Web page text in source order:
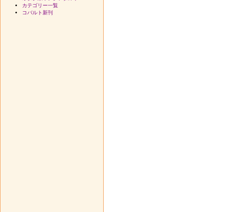
カテゴリー一覧
コバルト新刊